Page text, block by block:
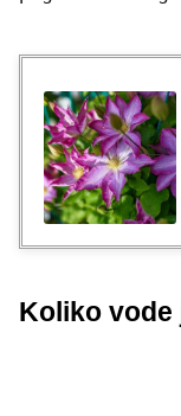
Koliko vode